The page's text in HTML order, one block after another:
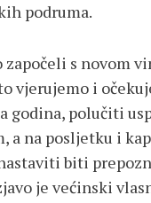
podruma.
započeli s novom
vjerujemo i
godina, polučiti
a na posljetku i
biti
je većinski